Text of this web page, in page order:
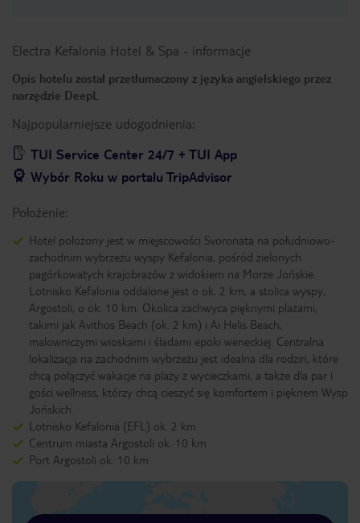
Electra Kefalonia Hotel & Spa - informacje
Opis hotelu został przetłumaczony z języka angielskiego przez
narzędzie DeepL
Najpopularniejsze udogodnienia:
TUI Service Center 24/7 + TUI App
Wybór Roku w portalu TripAdvisor
Położenie:
Hotel położony jest w miejscowości Svoronata na południowo-
zachodnim wybrzeżu wyspy Kefalonia, pośród zielonych
pagórkowatych krajobrazów z widokiem na Morze Jońskie.
Lotnisko Kefalonia oddalone jest o ok. 2 km, a stolica wyspy,
Argostoli, o ok. 10 km. Okolica zachwyca pięknymi plażami,
takimi jak Avithos Beach (ok. 2 km) i Ai Helis Beach,
malowniczymi wioskami i śladami epoki weneckiej. Centralna
lokalizacja na zachodnim wybrzeżu jest idealna dla rodzin, które
chcą połączyć wakacje na plaży z wycieczkami, a także dla par i
gości wellness, którzy chcą cieszyć się komfortem i pięknem Wysp
Jońskich.
Lotnisko Kefalonia (EFL) ok. 2 km
Centrum miasta Argostoli ok. 10 km
Port Argostoli ok. 10 km